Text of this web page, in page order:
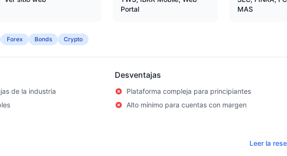
Portal
MAS
Forex Bonds Crypto
de la industria
Desventajas
Plataforma compleja para principiantes
Alto mínimo para cuentas con margen
Leer la